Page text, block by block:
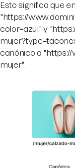
Esto significa que
"https://
color=azul" y
canónico a
mujer".